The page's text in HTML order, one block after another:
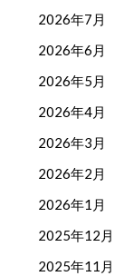
2026年7月
2026年6月
2026年5月
2026年4月
2026年3月
2026年2月
2026年1月
2025年12月
2025年11月